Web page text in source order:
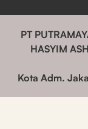
PT
HASYIM
Kota Adm.